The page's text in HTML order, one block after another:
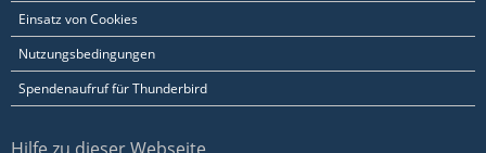
Einsatz von Cookies
Nutzungsbedingungen
Spendenaufruf für Thunderbird